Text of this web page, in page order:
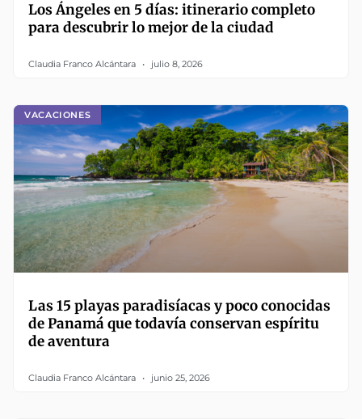
Los Ángeles en 5 días: itinerario completo
para descubrir lo mejor de la ciudad
Claudia Franco Alcántara julio 8, 2026
VACACIONES
Las 15 playas paradisíacas y poco conocidas
de Panamá que todavía conservan espíritu
de aventura
Claudia Franco Alcántara junio 25, 2026